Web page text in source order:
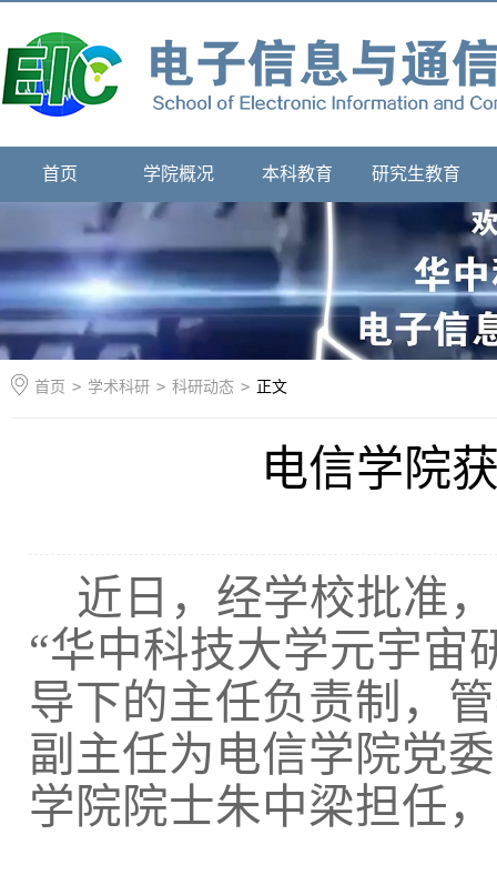
首页 学院概况 本科教育 研究生教育
首页 > 学术科研 > 科研动态 > 正文
电信学院
近日， 经学校批准，
“华中科技大学元宇宙
导下的主任负责制，
副主任为电信学院党
学院院士朱中梁担任